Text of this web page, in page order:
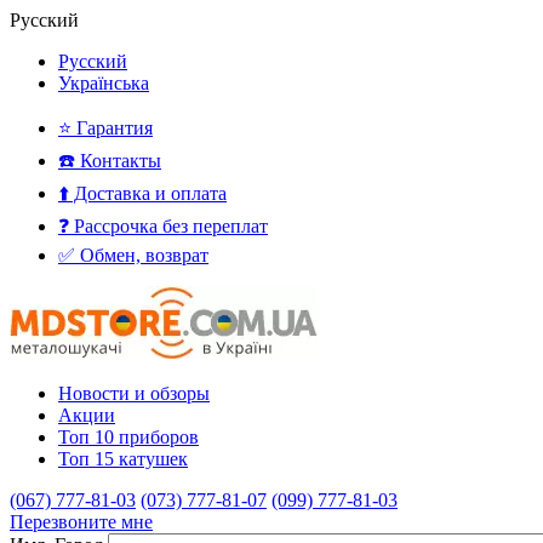
Русский
Русский
Українська
⭐ Гарантия
☎️ Контакты
⬆️ Доставка и оплата
❓ Рассрочка без переплат
✅ Обмен, возврат
Новости и обзоры
Акции
Топ 10 приборов
Топ 15 катушек
(067) 777-81-03 (073) 777-81-07 (099) 777-81-03
Перезвоните мне